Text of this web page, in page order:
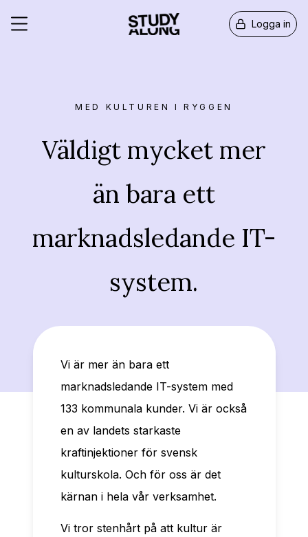
Logga in
MED KULTUREN I RYGGEN
Väldigt mycket mer
än bara ett
marknadsledande IT-
system.
Vi är mer än bara ett
marknadsledande IT-system med
133 kommunala kunder. Vi är också
en av landets starkaste
kraftinjektioner för svensk
kulturskola. Och för oss är det
kärnan i hela vår verksamhet.
Vi tror stenhårt på att kultur är